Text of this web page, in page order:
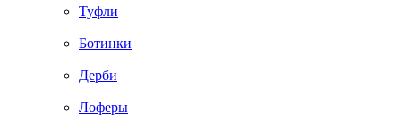
Туфли
Ботинки
Дерби
Лоферы